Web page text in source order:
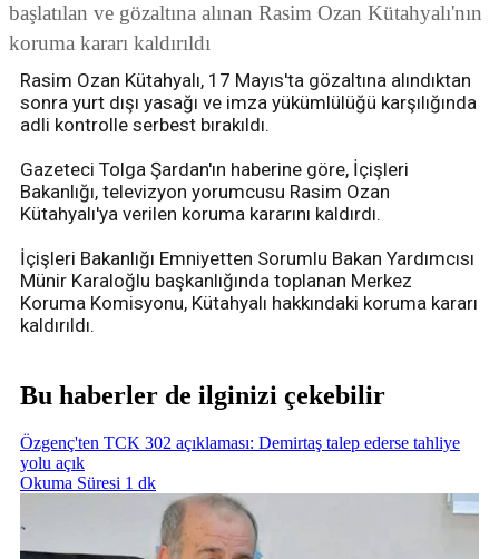
başlatılan ve gözaltına alınan Rasim Ozan Kütahyalı'nın
koruma kararı kaldırıldı
Rasim Ozan Kütahyalı, 17 Mayıs'ta gözaltına alındıktan
sonra yurt dışı yasağı ve imza yükümlülüğü karşılığında
adli kontrolle serbest bırakıldı.
Gazeteci Tolga Şardan'ın haberine göre, İçişleri
Bakanlığı, televizyon yorumcusu Rasim Ozan
Kütahyalı'ya verilen koruma kararını kaldırdı.
İçişleri Bakanlığı Emniyetten Sorumlu Bakan Yardımcısı
Münir Karaloğlu başkanlığında toplanan Merkez
Koruma Komisyonu, Kütahyalı hakkındaki koruma kararı
kaldırıldı.
Bu haberler de ilginizi çekebilir
Özgenç'ten TCK 302 açıklaması: Demirtaş talep ederse tahliye
yolu açık
Okuma Süresi 1 dk